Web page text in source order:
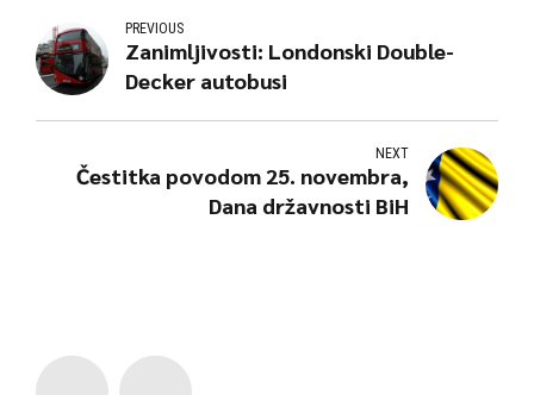
PREVIOUS
Zanimljivosti: Londonski Double-
Decker autobusi
NEXT
Čestitka povodom 25. novembra,
Dana državnosti BiH